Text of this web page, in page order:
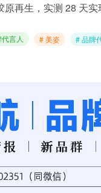
再生，实测 28 天实
言人 # 美姿 # 品牌